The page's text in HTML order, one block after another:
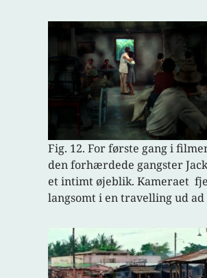
Fig. 12. For første gang i
den forhærdede gangster
et intimt øjeblik. Kameraet
langsomt i en travelling ud ad